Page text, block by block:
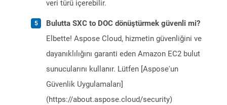
veri türü içerebilir.
Bulutta SXC to DOC dönüştürmek güvenli mi?
Elbette! Aspose Cloud, hizmetin güvenliğini ve
dayanıklılığını garanti eden Amazon EC2 bulut
sunucularını kullanır. Lütfen [Aspose'un
Güvenlik Uygulamaları]
(https://about.aspose.cloud/security)